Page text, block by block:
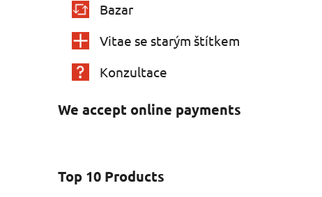
Bazar
Vitae se starým štítkem
Konzultace
We accept online payments
Top 10 Products